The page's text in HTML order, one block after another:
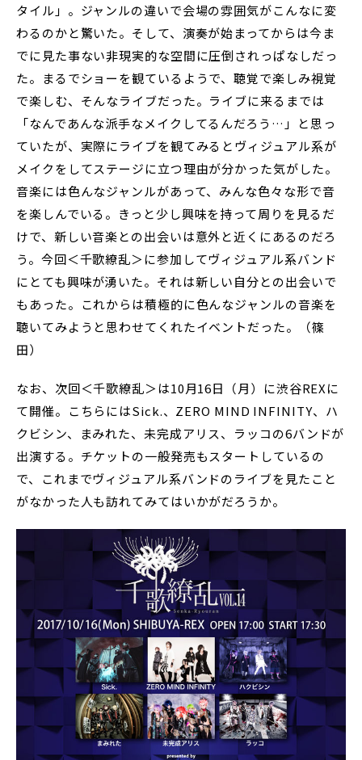
タイル」。ジャンルの違いで会場の雰囲気がこんなに変
わるのかと驚いた。そして、演奏が始まってからは今ま
でに見た事ない非現実的な空間に圧倒されっぱなしだっ
た。まるでショーを観ているようで、聴覚で楽しみ視覚
で楽しむ、そんなライブだった。ライブに来るまでは
「なんであんな派手なメイクしてるんだろう…」と思っ
ていたが、実際にライブを観てみるとヴィジュアル系が
メイクをしてステージに立つ理由が分かった気がした。
音楽には色んなジャンルがあって、みんな色々な形で音
を楽しんでいる。きっと少し興味を持って周りを見るだ
けで、新しい音楽との出会いは意外と近くにあるのだろ
う。今回＜千歌繚乱＞に参加してヴィジュアル系バンド
にとても興味が湧いた。それは新しい自分との出会いで
もあった。これからは積極的に色んなジャンルの音楽を
聴いてみようと思わせてくれたイベントだった。（篠
田）
なお、次回＜千歌繚乱＞は10月16日（月）に渋谷REXに
て開催。こちらにはSick.、ZERO MIND INFINITY、ハ
クビシン、まみれた、未完成アリス、ラッコの6バンドが
出演する。チケットの一般発売もスタートしているの
で、これまでヴィジュアル系バンドのライブを見たこと
がなかった人も訪れてみてはいかがだろうか。